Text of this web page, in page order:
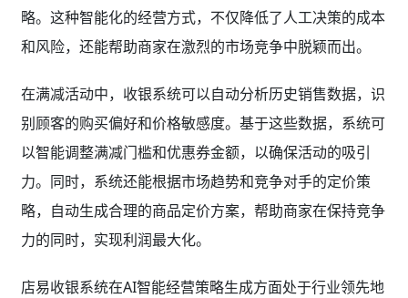
略。这种智能化的经营方式，不仅降低了人工决策的成本
和风险，还能帮助商家在激烈的市场竞争中脱颖而出。
在满减活动中，收银系统可以自动分析历史销售数据，识
别顾客的购买偏好和价格敏感度。基于这些数据，系统可
以智能调整满减门槛和优惠券金额，以确保活动的吸引
力。同时，系统还能根据市场趋势和竞争对手的定价策
略，自动生成合理的商品定价方案，帮助商家在保持竞争
力的同时，实现利润最大化。
店易收银系统在AI智能经营策略生成方面处于行业领先地